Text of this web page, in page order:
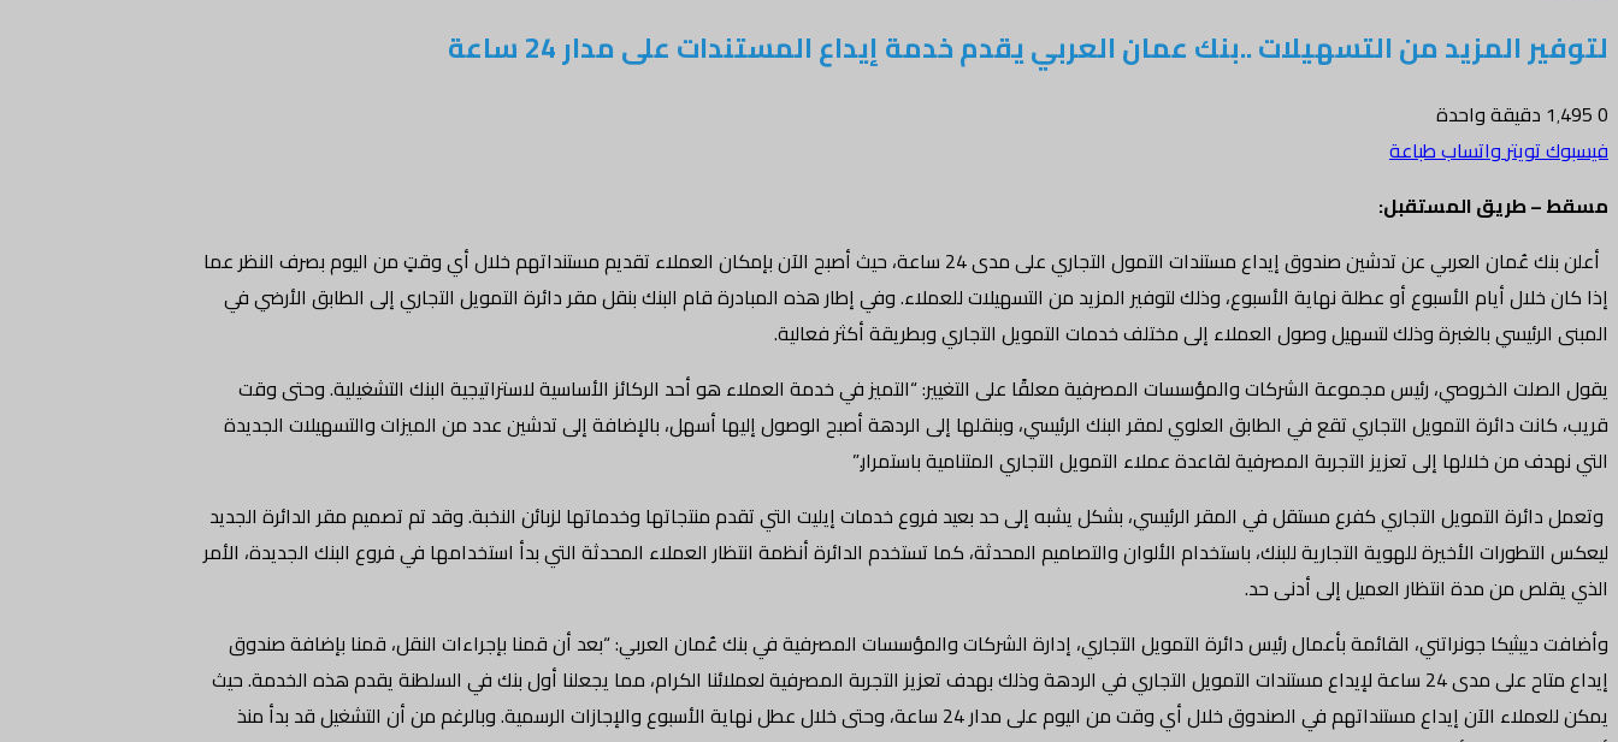
لتوفير المزيد من التسهيلات ..بنك عمان العربي يقدم خدمة إيداع المستندات على مدار 24 ساعة
0
دقيقة واحدة
فيسبوكتويترواتسابطباعة
مسقط – طريق المستقبل:
أعلن بنك عُمان العربي عن تدشين صندوق إيداع مستندات التمول التجاري على مدى 24 ساعة، حيث أصبح الآن بإمكان العملاء تقديم مستنداتهم خلال أي وقتٍ من اليوم بصرف النظر عما
إذا كان خلال أيام الأسبوع أو عطلة نهاية الأسبوع، وذلك لتوفير المزيد من التسهيلات للعملاء. وفي إطار هذه المبادرة قام البنك بنقل مقر دائرة التمويل التجاري إلى الطابق الأرضي في
المبنى الرئيسي بالغبرة وذلك لتسهيل وصول العملاء إلى مختلف خدمات التمويل التجاري وبطريقة أكثر فعالية.
يقول الصلت الخروصي، رئيس مجموعة الشركات والمؤسسات المصرفية معلقًا على التغيير: “التميز في خدمة العملاء هو أحد الركائز الأساسية لاستراتيجية البنك التشغيلية. وحتى وقت
قريب، كانت دائرة التمويل التجاري تقع في الطابق العلوي لمقر البنك الرئيسي، وبنقلها إلى الردهة أصبح الوصول إليها أسهل، بالإضافة إلى تدشين عدد من الميزات والتسهيلات الجديدة
التي نهدف من خلالها إلى تعزيز التجربة المصرفية لقاعدة عملاء التمويل التجاري المتنامية باستمرار.”
وتعمل دائرة التمويل التجاري كفرع مستقل في المقر الرئيسي، بشكل يشبه إلى حد بعيد فروع خدمات إيليت التي تقدم منتجاتها وخدماتها لزبائن النخبة. وقد تم تصميم مقر الدائرة الجديد
ليعكس التطورات الأخيرة للهوية التجارية للبنك، باستخدام الألوان والتصاميم المحدثة، كما تستخدم الدائرة أنظمة انتظار العملاء المحدثة التي بدأ استخدامها في فروع البنك الجديدة، الأمر
الذي يقلص من مدة انتظار العميل إلى أدنى حد.
وأضافت ديبثيكا جونراتني، القائمة بأعمال رئيس دائرة التمويل التجاري، إدارة الشركات والمؤسسات المصرفية في بنك عُمان العربي: “بعد أن قمنا بإجراءات النقل، قمنا بإضافة صندوق
إيداع متاح على مدى 24 ساعة لإيداع مستندات التمويل التجاري في الردهة وذلك بهدف تعزيز التجربة المصرفية لعملائنا الكرام، مما يجعلنا أول بنك في السلطنة يقدم هذه الخدمة. حيث
يمكن للعملاء الآن إيداع مستنداتهم في الصندوق خلال أي وقت من اليوم على مدار 24 ساعة، وحتى خلال عطل نهاية الأسبوع والإجازات الرسمية. وبالرغم من أن التشغيل قد بدأ منذ